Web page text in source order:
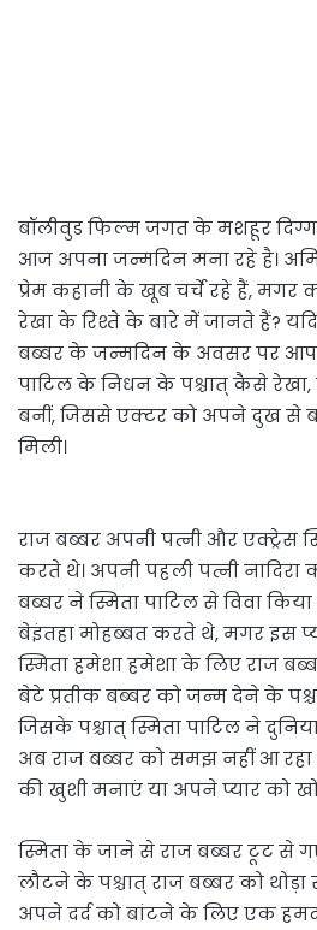
बॉलीवुड फिल्म जगत के मशहूर
आज अपना जन्मदिन मना रहे है।
प्रेम कहानी के खूब चर्चे रहे हैं, मगर
रेखा के रिश्ते के बारे में जानते हैं?
बब्बर के जन्मदिन के अवसर पर
पाटिल के निधन के पश्चात् कैसे रेखा,
बनीं, जिससे एक्टर को अपने दुख से
मिली।
राज बब्बर अपनी पत्नी और एक्ट्रेस
करते थे। अपनी पहली पत्नी
बब्बर ने स्मिता पाटिल से विवा
बेइंतहा मोहब्बत करते थे, मगर इस
स्मिता हमेशा हमेशा के लिए राज
बेटे प्रतीक बब्बर को जन्म देने के
जिसके पश्चात् स्मिता पाटिल ने
अब राज बब्बर को समझ नहीं आ
की खुशी मनाएं या अपने प्यार को
स्मिता के जाने से राज बब्बर टूट से
लौटने के पश्चात् राज बब्बर को
अपने दर्द को बांटने के लिए एक